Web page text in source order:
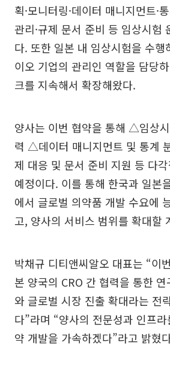
획·모니터링·데이터 매니지먼트·
관리·규제 문서 준비 등 임상시험
다. 또한 일본 내 임상시험을 수행
이오 기업의 관리인 역할을 담당
크를 지속해서 확장해왔다.
양사는 이번 협약을 통해 △임상
력 △데이터 매니지먼트 및 통계
제 대응 및 문서 준비 지원 등 다
예정이다. 이를 통해 한국과 일본
에서 글로벌 의약품 개발 수요에
고, 양사의 서비스 범위를 확대할
박채규 디티앤씨알오 대표는 “이
본 양국의 CRO 간 협력을 통한
와 글로벌 시장 진출 확대라는 전
다”라며 “양사의 전문성과 인프
약 개발을 가속하겠다”라고 밝혔